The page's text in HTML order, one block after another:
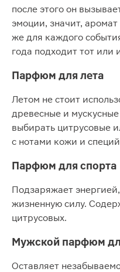
после этого он
эмоции, значит,
же для каждого
года подходит тот или
Парфюм для лета
Летом не стоит
древесные и
выбирать цитрусовые
с нотами кожи и
Парфюм для спорта
Подзаряжает
жизненную силу.
цитрусовых.
Мужской парфюм
Оставляет